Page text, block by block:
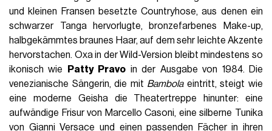
und kleinen Fransen besetzte Countryhose, aus denen ein
schwarzer Tanga hervorlugte, bronzefarbenes Make-up,
halbgekämmtes braunes Haar, auf dem sehr leichte Akzente
hervorstachen. Oxa in der Wild-Version bleibt mindestens so
ikonisch wie
Patty Pravo in der Ausgabe von 1984. Die
venezianische Sängerin, die mit Bambolaeintritt, steigt wie
eine moderne Geisha die Theatertreppe hinunter: eine
aufwändige Frisur von Marcello Casoni, eine silberne Tunika
von Gianni Versace und einen passenden Fächer in ihren